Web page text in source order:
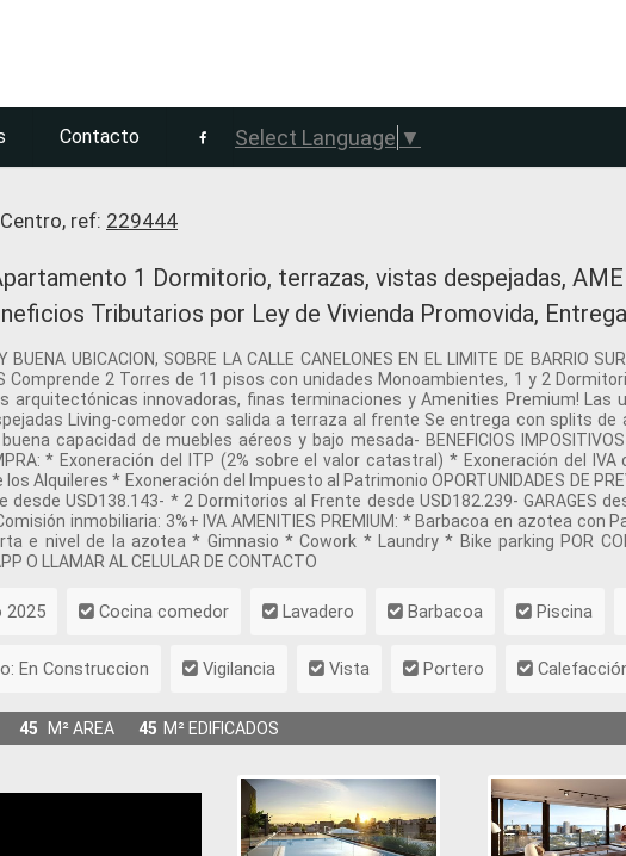
Contacto Select Language ▼
Centro, ref: 229444
1 Dormitorio, terrazas, vistas despejadas,
Tributarios por Ley de Vivienda Promovida,
UBICACION, SOBRE LA CALLE CANELONES EN EL LIMITE DE BARRIO
Comprende 2 Torres de 11 pisos con unidades Monoambientes, 1 y 2
arquitectónicas innovadoras, finas terminaciones y Amenities Premium! Las
Living-comedor con salida a terraza al frente Se entrega con splits de
capacidad de muebles aéreos y bajo mesada- BENEFICIOS
* Exoneración del ITP (2% sobre el valor catastral) * Exoneración del
Alquileres * Exoneración del Impuesto al Patrimonio OPORTUNIDADES DE
USD138.143- * 2 Dormitorios al Frente desde USD182.239- GARAGES
inmobiliaria: 3%+ IVA AMENITIES PREMIUM: * Barbacoa en azotea
e nivel de la azotea * Gimnasio * Cowork * Laundry * Bike parking POR
O LLAMAR AL CELULAR DE CONTACTO
2025 Cocina comedor Lavadero Barbacoa Piscina
En Construccion Vigilancia Vista Portero
45 M² AREA 45 M² EDIFICADOS